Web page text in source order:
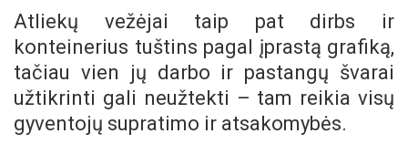
Atliekų vežėjai taip pat dirbs ir
konteinerius tuštins pagal įprastą grafiką,
tačiau vien jų darbo ir pastangų švarai
užtikrinti gali neužtekti – tam reikia visų
gyventojų supratimo ir atsakomybės.